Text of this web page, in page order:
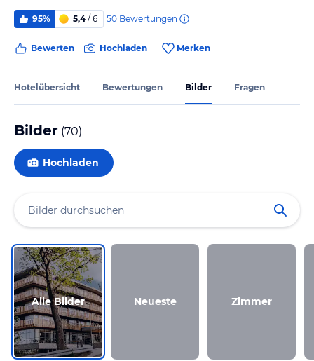
95% 5,4/ 6 50 Bewertungen
Bewerten Hochladen Merken
Hotelübersicht Bewertungen Bilder Fragen
Bilder (70)
Hochladen
Alle Bilder Neueste Zimmer